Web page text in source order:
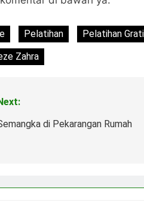
Pelatihan
Pelatihan
Zahra
di Pekarangan Rumah